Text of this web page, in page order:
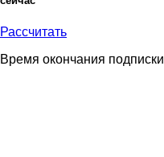
Рассчитать
Время окончания подписки